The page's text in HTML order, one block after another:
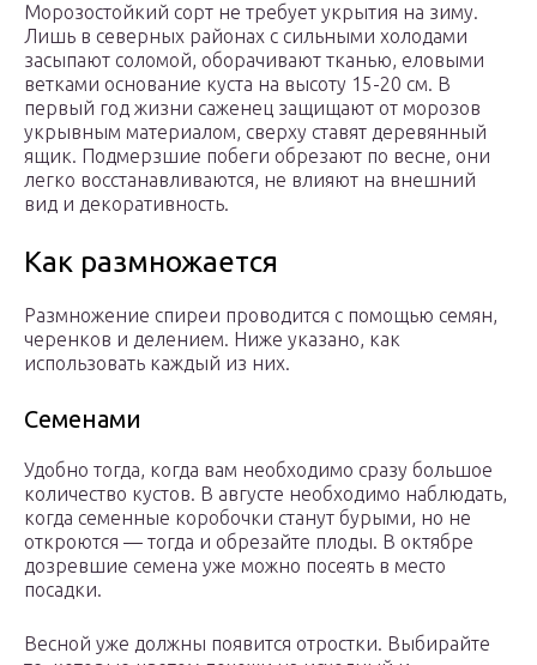
Морозостойкий сорт не требует укрытия на зиму.
Лишь в северных районах с сильными холодами
засыпают соломой, оборачивают тканью, еловыми
ветками основание куста на высоту 15-20 см. В
первый год жизни саженец защищают от морозов
укрывным материалом, сверху ставят деревянный
ящик. Подмерзшие побеги обрезают по весне, они
легко восстанавливаются, не влияют на внешний
вид и декоративность.
Как размножается
Размножение спиреи проводится с помощью семян,
черенков и делением. Ниже указано, как
использовать каждый из них.
Семенами
Удобно тогда, когда вам необходимо сразу большое
количество кустов. В августе необходимо наблюдать,
когда семенные коробочки станут бурыми, но не
откроются — тогда и обрезайте плоды. В октябре
дозревшие семена уже можно посеять в место
посадки.
Весной уже должны появится отростки. Выбирайте